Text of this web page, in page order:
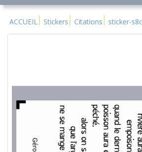
ACCUEIL Stickers Citations sticker-